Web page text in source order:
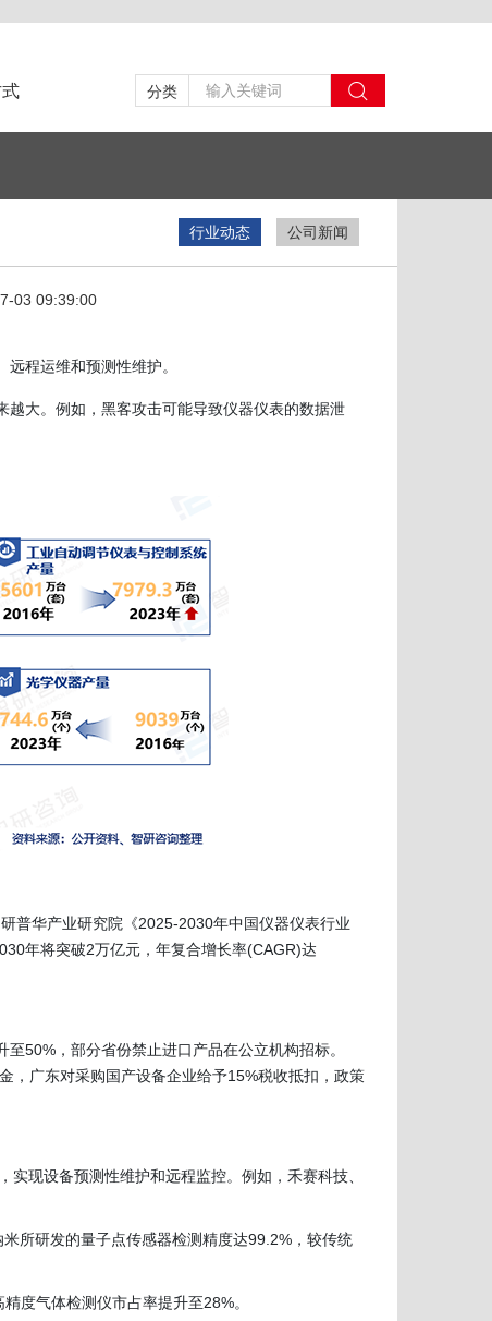
分类
行业动态 公司新闻
03 09:39:00
程运维和预测性维护。
大。例如，黑客攻击可能导致仪器仪表的数据泄
普华产业研究院《2025-2030年中国仪器仪表行业
年将突破2万亿元，年复合增长率(CAGR)达
50%，部分省份禁止进口产品在公立机构招标。
，广东对采购国产设备企业给予15%税收抵扣，政策
现设备预测性维护和远程监控。例如，禾赛科技、
所研发的量子点传感器检测精度达99.2%，较传统
度气体检测仪市占率提升至28%。